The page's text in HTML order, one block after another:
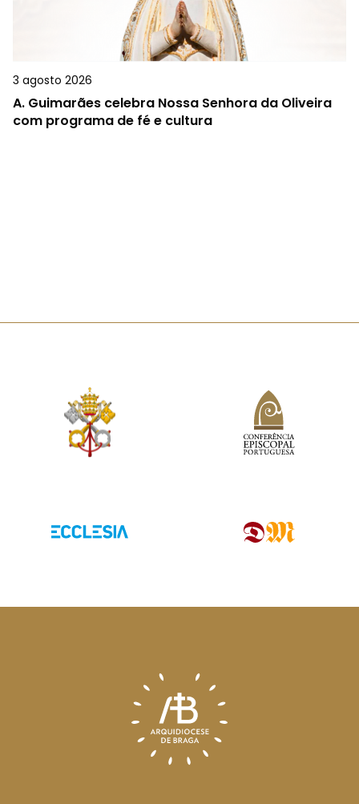
3 agosto 2026
A. Guimarães celebra Nossa Senhora da Oliveira
com programa de fé e cultura